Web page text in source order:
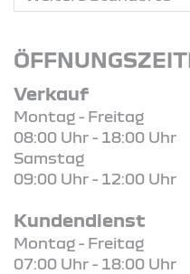
Verkauf
Montag - Freitag
08:00 Uhr - 18:00 Uhr
Samstag
09:00 Uhr - 12:00 Uhr
Kundendienst
Montag - Freitag
07:00 Uhr - 18:00 Uhr